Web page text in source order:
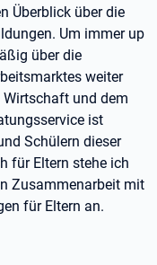
Überblick über die
Um immer up
über die
weiter
und dem
ist
Schülern dieser
für Eltern stehe ich
Zusammenarbeit mit
für Eltern an.